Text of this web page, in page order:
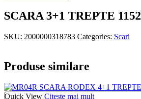
SCARA 3+1 TREPTE 1152
SKU: 2000000318783 Categories: Scari
Produse similare
Quick View Citește mai mult